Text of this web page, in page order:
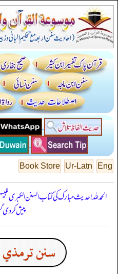
Eng
Ur-Latn
Book Store
الحمدللہ! حدیث مبارک کی کتاب السنن الكبرى
پیش کر
سنن